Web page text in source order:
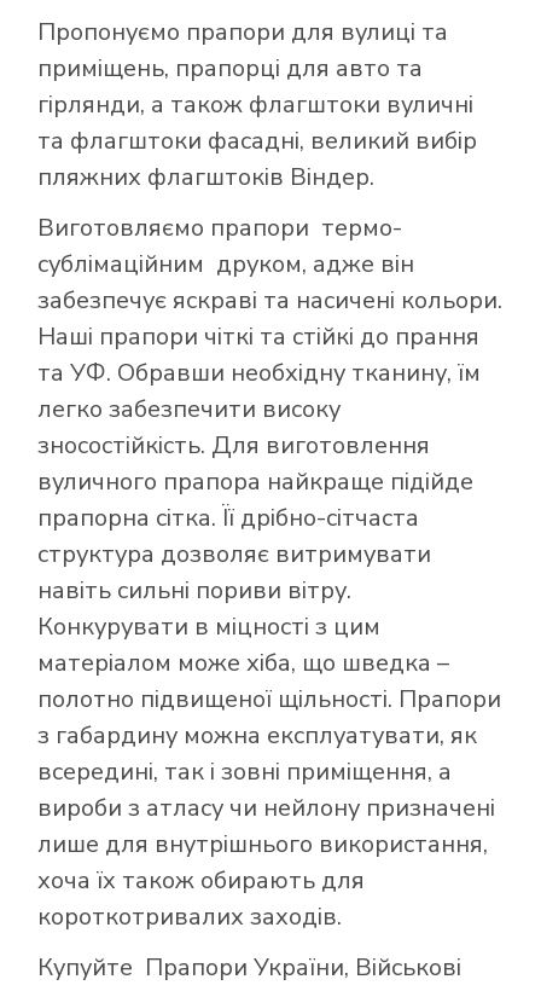
Пропонуємо прапори для вулиці та
приміщень, прапорці для авто та
гірлянди, а також флагштоки вуличні
та флагштоки фасадні, великий вибір
пляжних флагштоків Віндер.
Виготовляємо прапори термо-
сублімаційним друком, адже він
забезпечує яскраві та насичені кольори.
Наші прапори чіткі та стійкі до прання
та УФ. Обравши необхідну тканину, їм
легко забезпечити високу
зносостійкість. Для виготовлення
вуличного прапора найкраще підійде
прапорна сітка. Її дрібно-сітчаста
структура дозволяє витримувати
навіть сильні пориви вітру.
Конкурувати в міцності з цим
матеріалом може хіба, що шведка –
полотно підвищеної щільності. Прапори
з габардину можна експлуатувати, як
всередині, так і зовні приміщення, а
вироби з атласу чи нейлону призначені
лише для внутрішнього використання,
хоча їх також обирають для
короткотривалих заходів.
Купуйте Прапори України, Військові